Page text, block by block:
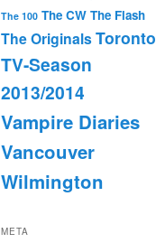
The 100 The CW The Flash
The OriginalsToronto
TV-Season
2013/2014
Vampire Diaries
Vancouver
Wilmington
META